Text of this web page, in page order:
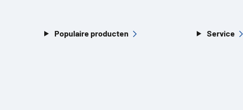
Populaire producten Service